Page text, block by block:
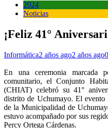
2024
Noticias
¡Feliz 41°
Informática2 años ago2 años ago0
En una ceremonia marcada
comunitario, el Conjunto
(CHIAT) celebró su 41°
distrito de Uchumayo. El evento
de la Municipalidad de
estuvo acompañado por sus
Percy Ortega Cárdenas.